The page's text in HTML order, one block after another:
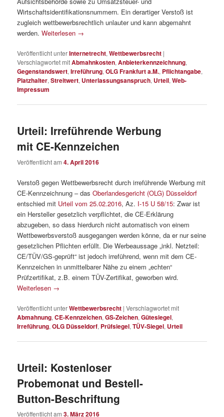
Wirtschaftsidentifikationsnummern. Ein derartiger Verstoß ist
zugleich wettbewerbsrechtlich unlauter und kann abgemahnt
werden.Weiterlesen →
Veröffentlicht unterInternetrecht,Wettbewerbsrecht |
Verschlagwortet mitAbmahnkosten,Anbieterkennzeichnung,
Gegenstandswert,Irreführung,OLG Frankfurt a.M., Pflichtangabe,
Platzhalter,Streitwert, Unterlassungsanspruch, Urteil,Web-
Impressum
Urteil: Irreführende Werbung
mit CE-Kennzeichen
Veröffentlicht am4. April 2016
Verstoß gegen Wettbewerbsrecht durch irreführende Werbung mit
CE-Kennzeichnung – dasOberlandesgericht (OLG) Düsseldorf
entschied mit Urteil vom 25.02.2016, Az. I-15 U 58/15: Zwar ist
ein Hersteller gesetzlich verpflichtet, die CE-Erklärung
abzugeben, so dass hierdurch nicht automatisch von einem
Wettbewerbsverstoß ausgegangen werden könne, da er nur seine
gesetzlichen Pflichten erfüllt. Die Werbeaussage „inkl. Netzteil:
CE/TÜV/GS-geprüft“ ist jedoch irreführend, wenn mit dem CE-
Kennzeichen in unmittelbarer Nähe zu einem „echten“
Prüfzertifikat, z.B. einem TÜV-Zertifikat, geworben wird.
Weiterlesen →
Veröffentlicht unterWettbewerbsrecht |Verschlagwortet mit
Abmahnung,CE-Kennzeichen,GS-Zeichen,Gütesiegel,
Irreführung,OLG Düsseldorf, Prüfsiegel,TÜV-Siegel, Urteil
Urteil: Kostenloser
Probemonat und Bestell-
Button-Beschriftung
Veröffentlicht am3. März 2016